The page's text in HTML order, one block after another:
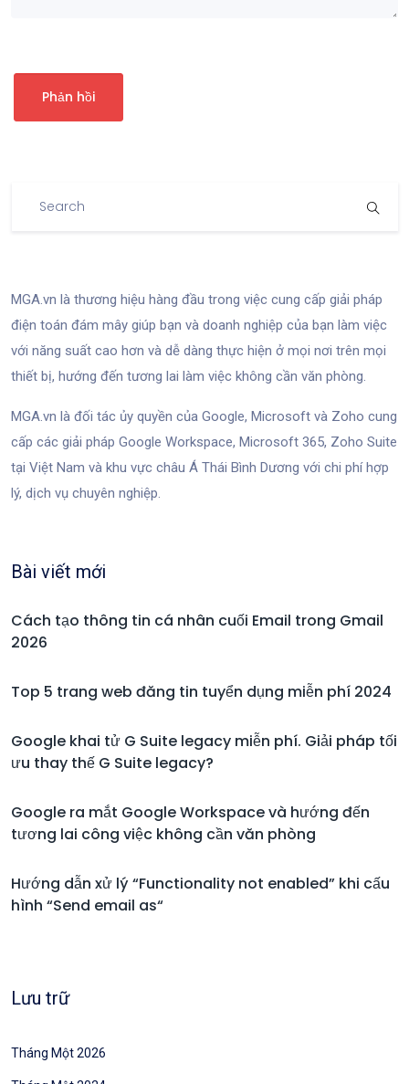
MGA.vn là thương hiệu hàng đầu trong việc cung cấp giải pháp
điện toán đám mây giúp bạn và doanh nghiệp của bạn làm việc
với năng suất cao hơn và dễ dàng thực hiện ở mọi nơi trên mọi
thiết bị, hướng đến tương lai làm việc không cần văn phòng.
MGA.vn là đối tác ủy quyền của Google, Microsoft và Zoho cung
cấp các giải pháp Google Workspace, Microsoft 365, Zoho Suite
tại Việt Nam và khu vực châu Á Thái Bình Dương với chi phí hợp
lý, dịch vụ chuyên nghiệp.
Bài viết mới
Cách tạo thông tin cá nhân cuối Email trong Gmail
2026
Top 5 trang web đăng tin tuyển dụng miễn phí 2024
Google khai tử G Suite legacy miễn phí. Giải pháp tối
ưu thay thế G Suite legacy?
Google ra mắt Google Workspace và hướng đến
tương lai công việc không cần văn phòng
Hướng dẫn xử lý “Functionality not enabled” khi cấu
hình “Send email as“
Lưu trữ
Tháng Một 2026